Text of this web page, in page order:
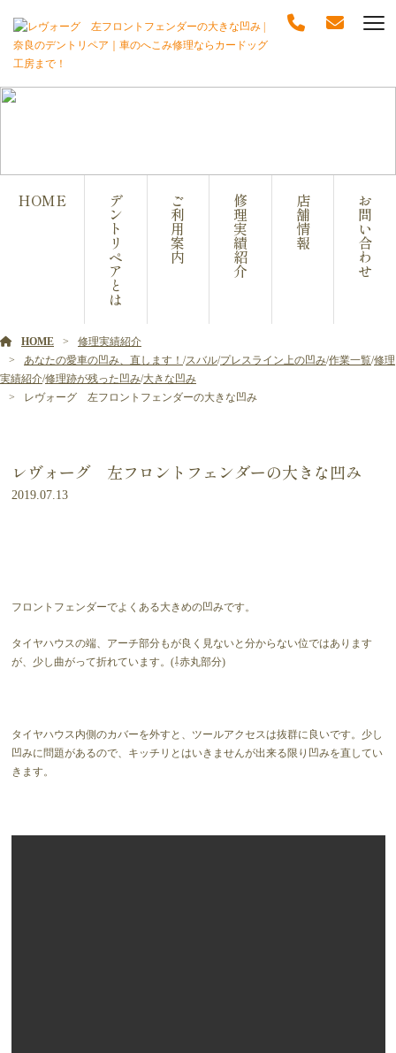
HOME デ
ン
ト
リ
ペ
ア
と
は
ご
利
用
案
内
修
理
実
績
紹
介
店
舗
情
報
お
問
い
合
わ
せ
HOME
修理実績紹介
あなたの愛車の凹み、直します！ /スバル/プレスライン上の凹み/作業一覧/修理
実績紹介/修理跡が残った凹み/大きな凹み
レヴォーグ 左フロントフェンダーの大きな凹み
レヴォーグ 左フロントフェンダーの大きな凹み
2019.07.13
フロントフェンダーでよくある大きめの凹みです。
タイヤハウスの端、アーチ部分もが良く見ないと分からない位ではあります
が、少し曲がって折れています。(⇩赤丸部分)
タイヤハウス内側のカバーを外すと、ツールアクセスは抜群に良いです。少し
凹みに問題があるので、キッチリとはいきませんが出来る限り凹みを直してい
きます。